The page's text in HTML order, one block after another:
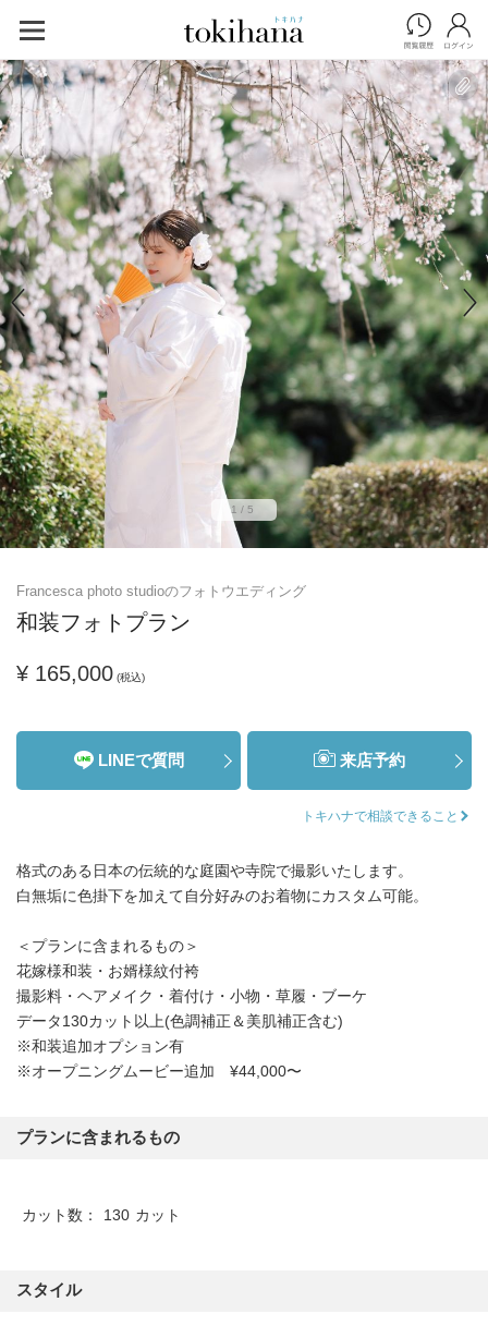
1/5
Francesca photo studioのフォトウエディング
和装フォトプラン
¥ 165,000 (税込)
LINEで質問 来店予約
トキハナで相談できること
格式のある日本の伝統的な庭園や寺院で撮影いたします。
白無垢に色掛下を加えて自分好みのお着物にカスタム可能。
＜プランに含まれるもの＞
花嫁様和装・お婿様紋付袴
撮影料・ヘアメイク・着付け・小物・草履・ブーケ
データ130カット以上(色調補正＆美肌補正含む)
※和装追加オプション有
※オープニングムービー追加 ¥44,000〜
プランに含まれるもの
カット数： 130 カット
スタイル